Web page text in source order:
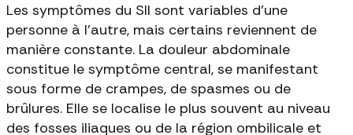
Les symptômes du SII sont variables d'une
personne à l'autre, mais certains reviennent de
manière constante. La douleur abdominale
constitue le symptôme central, se manifestant
sous forme de crampes, de spasmes ou de
brûlures. Elle se localise le plus souvent au niveau
des fosses iliaques ou de la région ombilicale et